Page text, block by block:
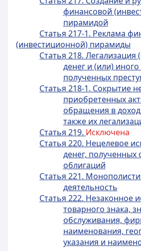
финансовой
пирамидой
Статья 217-1. Реклама
(инвестиционной) пирамиды
Статья 218.
денег и (или)
полученных
Статья 218-1. Сокрытие
приобретенных
обращения в доход
также их
Статья 219. Исключена
Статья 220. Нецелевое
денег,
облигаций
Статья 221.
деятельность
Статья 222. Незаконное
товарного знака,
обслуживания,
наименования,
указания и